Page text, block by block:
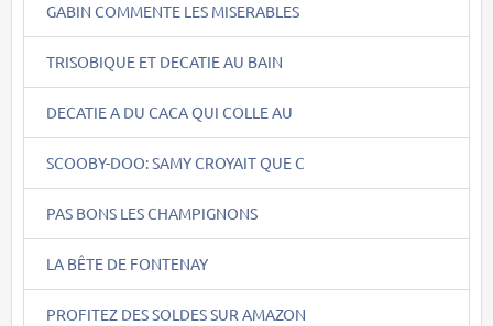
GABIN COMMENTE LES MISERABLES
TRISOBIQUE ET DECATIE AU BAIN
DECATIE A DU CACA QUI COLLE AU
SCOOBY-DOO: SAMY CROYAIT QUE C
PAS BONS LES CHAMPIGNONS
LA BÊTE DE FONTENAY
PROFITEZ DES SOLDES SUR AMAZON